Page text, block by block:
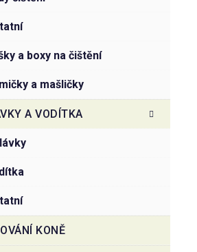
a boxy na čištění
a mašličky
A VODÍTKA
KONĚ